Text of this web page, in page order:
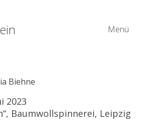
Menü
Biehne
2023
Baumwollspinnerei, Leipzig